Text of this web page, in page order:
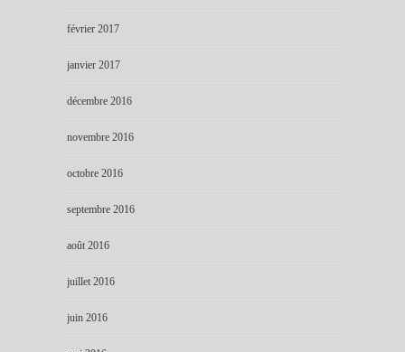
février 2017
janvier 2017
décembre 2016
novembre 2016
octobre 2016
septembre 2016
août 2016
juillet 2016
juin 2016